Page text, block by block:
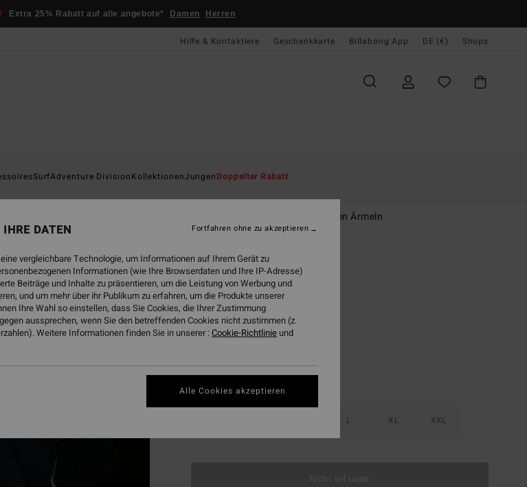
Extra 25% Rabatt auf alle angebote* Damen Herren
Hilfe & Kontaktiere Geschenkkarte Billabong App DE (€) Shops
SurfAdventure DivisionKollektionenJungenDoppelter Rabatt
Otis Water
Männer Schwarz Hemd mit kurzen Ärmeln
69,95 €
DOPPELTER RABATT EXTRA 25%
FarbeBlack
L XL XXL
DATEN
vergleichbare Technologie, um Informationen auf Ihrem Gerät zu
Informationen (wie Ihre Browserdaten und Ihre IP-Adresse)
Beiträge und Inhalte zu präsentieren, um die Leistung von Werbung und
und um mehr über ihr Publikum zu erfahren, um die Produkte unserer
Ihre Wahl so einstellen, dass Sie Cookies, die Ihrer Zustimmung
aussprechen, wenn Sie den betreffenden Cookies nicht zustimmen (z.
Weitere Informationen finden Sie in unserer :Cookie-Richtlinie und
Fortfahren ohne zu akzeptieren
Alle Cookies akzeptieren